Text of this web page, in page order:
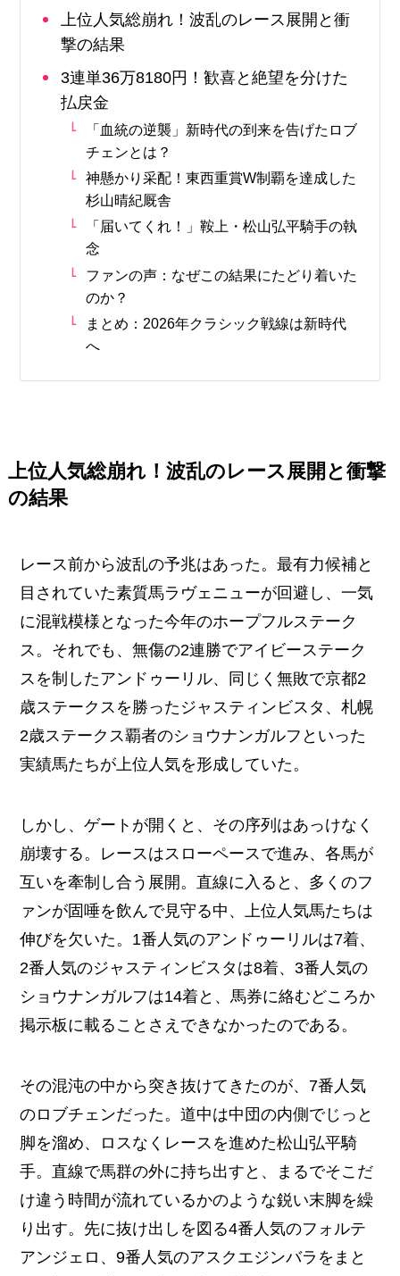
上位人気総崩れ！波乱のレース展開と衝
撃の結果
3連単36万8180円！歓喜と絶望を分けた
払戻金
「血統の逆襲」新時代の到来を告げたロブ
チェンとは？
神懸かり采配！東西重賞W制覇を達成した
杉山晴紀厩舎
「届いてくれ！」鞍上・松山弘平騎手の執
念
ファンの声：なぜこの結果にたどり着いた
のか？
まとめ：2026年クラシック戦線は新時代
へ
上位人気総崩れ！波乱のレース展開と衝撃
の結果
レース前から波乱の予兆はあった。最有力候補と
目されていた素質馬ラヴェニューが回避し、一気
に混戦模様となった今年のホープフルステーク
ス。それでも、無傷の2連勝でアイビーステーク
スを制したアンドゥーリル、同じく無敗で京都2
歳ステークスを勝ったジャスティンビスタ、札幌
2歳ステークス覇者のショウナンガルフといった
実績馬たちが上位人気を形成していた。
しかし、ゲートが開くと、その序列はあっけなく
崩壊する。レースはスローペースで進み、各馬が
互いを牽制し合う展開。直線に入ると、多くのフ
ァンが固唾を飲んで見守る中、上位人気馬たちは
伸びを欠いた。1番人気のアンドゥーリルは7着、
2番人気のジャスティンビスタは8着、3番人気の
ショウナンガルフは14着と、馬券に絡むどころか
掲示板に載ることさえできなかったのである。
その混沌の中から突き抜けてきたのが、7番人気
のロブチェンだった。道中は中団の内側でじっと
脚を溜め、ロスなくレースを進めた松山弘平騎
手。直線で馬群の外に持ち出すと、まるでそこだ
け違う時間が流れているかのような鋭い末脚を繰
り出す。先に抜け出しを図る4番人気のフォルテ
アンジェロ、9番人気のアスクエジンバラをまと